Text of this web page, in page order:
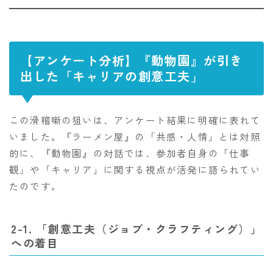
【アンケート分析】『動物園』が引き
出した「キャリアの創意工夫」
この滑稽噺の狙いは、アンケート結果に明確に表れて
いました。『ラーメン屋』の「共感・人情」とは対照
的に、『動物園』の対話では、参加者自身の「仕事
観」や「キャリア」に関する視点が活発に語られてい
たのです。
2-1. 「創意工夫（ジョブ・クラフティング）」
への着目